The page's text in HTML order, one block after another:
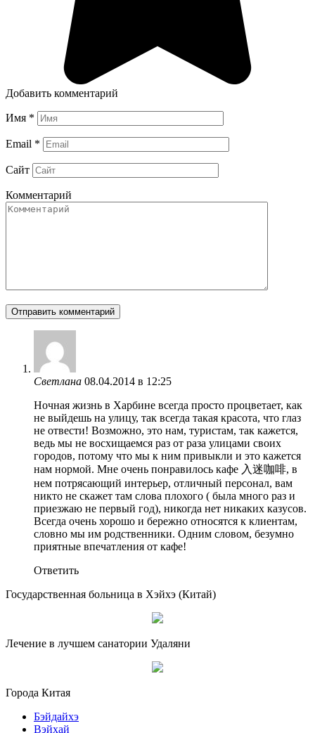
Добавить комментарий
Имя *
Email *
Сайт
Комментарий
Светлана 08.04.2014 в 12:25
Ночная жизнь в Харбине всегда просто процветает, как
не выйдешь на улицу, так всегда такая красота, что глаз
не отвести! Возможно, это нам, туристам, так кажется,
ведь мы не восхищаемся раз от раза улицами своих
городов, потому что мы к ним привыкли и это кажется
нам нормой. Мне очень понравилось кафе 入迷咖啡, в
нем потрясающий интерьер, отличный персонал, вам
никто не скажет там слова плохого ( была много раз и
приезжаю не первый год), никогда нет никаких казусов.
Всегда очень хорошо и бережно относятся к клиентам,
словно мы им родственники. Одним словом, безумно
приятные впечатления от кафе!
Ответить
Государственная больница в Хэйхэ (Китай)
Лечение в лучшем санатории Удаляни
Города Китая
Бэйдайхэ
Вэйхай